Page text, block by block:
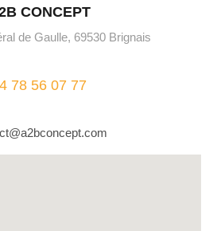
CONCEPT
de Gaulle, 69530 Brignais
78 56 07 77